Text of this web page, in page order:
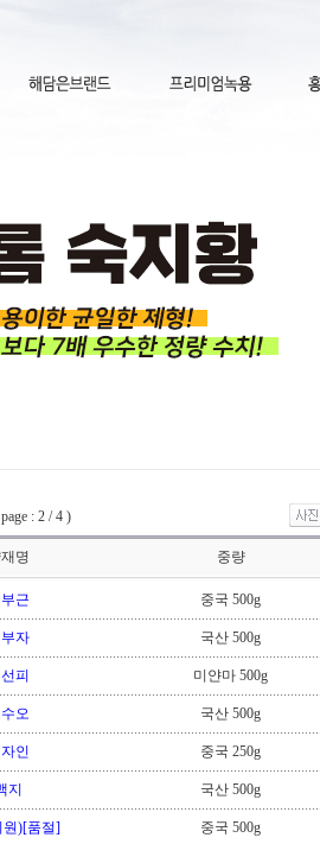
: 2 / 4 )
명 중량
근 중국 500g
자 국산 500g
피 미얀마 500g
오 국산 500g
인 중국 250g
지 국산 500g
원)[품절] 중국 500g